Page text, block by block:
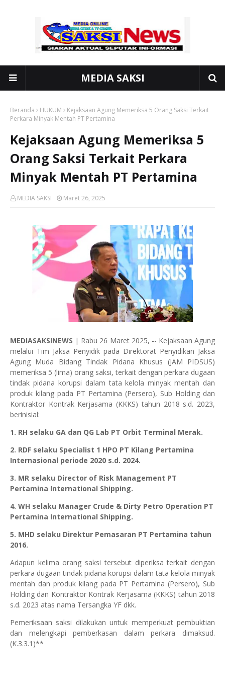
MEDIA SAKSI
Beranda HUKUM
Kejaksaan Agung Memeriksa 5 Orang Saksi Terkait
Perkara Minyak Mentah PT Pertamina
Kejaksaan Agung Memeriksa 5
Orang Saksi Terkait Perkara
Minyak Mentah PT Pertamina
MEDIA SAKSI Maret 26, 2025
MEDIASAKSINEWS | Rabu 26 Maret 2025, -- Kejaksaan Agung
melalui Tim Jaksa Penyidik pada Direktorat Penyidikan Jaksa
Agung Muda Bidang Tindak Pidana Khusus (JAM PIDSUS)
memeriksa 5 (lima) orang saksi, terkait dengan perkara dugaan
tindak pidana korupsi dalam tata kelola minyak mentah dan
produk kilang pada PT Pertamina (Persero), Sub Holding dan
Kontraktor Kontrak Kerjasama (KKKS) tahun 2018 s.d. 2023,
berinisial:
1. RH selaku GA dan QG Lab PT Orbit Terminal Merak.
2. RDF selaku Specialist 1 HPO PT Kilang Pertamina
Internasional periode 2020 s.d. 2024.
3. MR selaku Director of Risk Management PT
Pertamina International Shipping.
4. WH selaku Manager Crude & Dirty Petro Operation PT
Pertamina International Shipping.
5. MHD selaku Direktur Pemasaran PT Pertamina tahun
2016.
Adapun kelima orang saksi tersebut diperiksa terkait dengan
perkara dugaan tindak pidana korupsi dalam tata kelola minyak
mentah dan produk kilang pada PT Pertamina (Persero), Sub
Holding dan Kontraktor Kontrak Kerjasama (KKKS) tahun 2018
s.d. 2023 atas nama Tersangka YF dkk.
Pemeriksaan saksi dilakukan untuk memperkuat pembuktian
dan melengkapi pemberkasan dalam perkara dimaksud.
(K.3.3.1)**